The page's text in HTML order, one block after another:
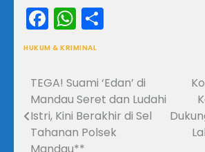
Facebook
WhatsApp
HUKUM & KRIMINAL
Navigasi
pos
TEGA! Suami ‘Edan’ di
Mandau Seret dan Ludahi
Istri, Kini Berakhir di Sel
Tahanan Polsek
Mandau**